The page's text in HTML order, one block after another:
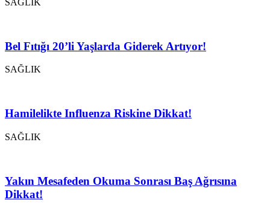
SAĞLIK
Bel Fıtığı 20’li Yaşlarda Giderek Artıyor!
SAĞLIK
Hamilelikte Influenza Riskine Dikkat!
SAĞLIK
Yakın Mesafeden Okuma Sonrası Baş Ağrısına
Dikkat!